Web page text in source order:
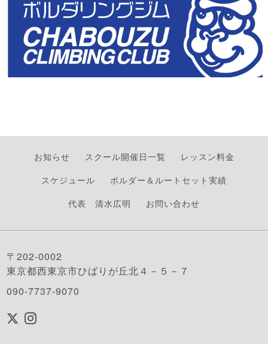
お知らせ スクール開催日一覧
レッスン料金
スケジュール
ボルダー＆ルートセット実績
代表 清水広明
お問い合わせ
〒202-0002
東京都西東京市ひばりが丘北４－５－７
090-7737-9070